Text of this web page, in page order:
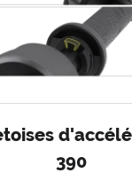
390